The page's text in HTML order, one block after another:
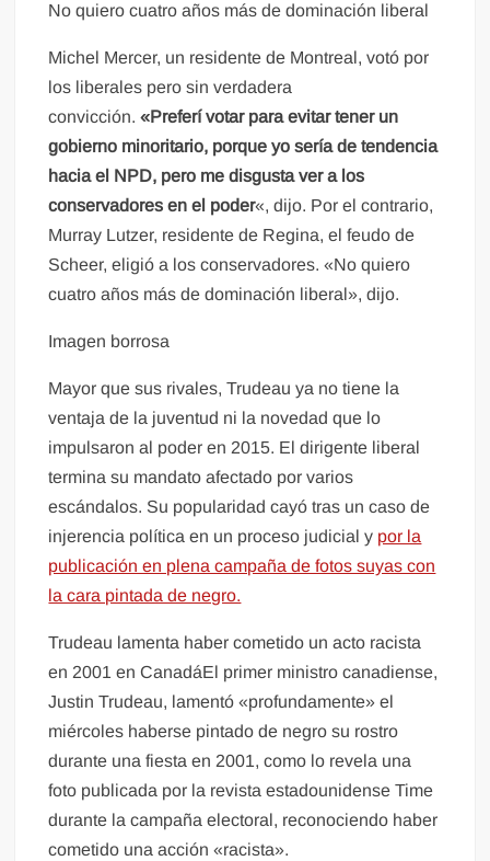
No quiero cuatro años más de dominación liberal
Michel Mercer, un residente de Montreal, votó por
los liberales pero sin verdadera
convicción. «Preferí votar para evitar tener un
gobierno minoritario, porque yo sería de tendencia
hacia el NPD, pero me disgusta ver a los
conservadores en el poder«, dijo. Por el contrario,
Murray Lutzer, residente de Regina, el feudo de
Scheer, eligió a los conservadores. «No quiero
cuatro años más de dominación liberal», dijo.
Imagen borrosa
Mayor que sus rivales, Trudeau ya no tiene la
ventaja de la juventud ni la novedad que lo
impulsaron al poder en 2015. El dirigente liberal
termina su mandato afectado por varios
escándalos. Su popularidad cayó tras un caso de
injerencia política en un proceso judicial y por la
publicación en plena campaña de fotos suyas con
la cara pintada de negro.
Trudeau lamenta haber cometido un acto racista
en 2001 en CanadáEl primer ministro canadiense,
Justin Trudeau, lamentó «profundamente» el
miércoles haberse pintado de negro su rostro
durante una fiesta en 2001, como lo revela una
foto publicada por la revista estadounidense Time
durante la campaña electoral, reconociendo haber
cometido una acción «racista».